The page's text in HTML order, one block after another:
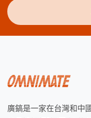
廣鎬是一家在台灣和中